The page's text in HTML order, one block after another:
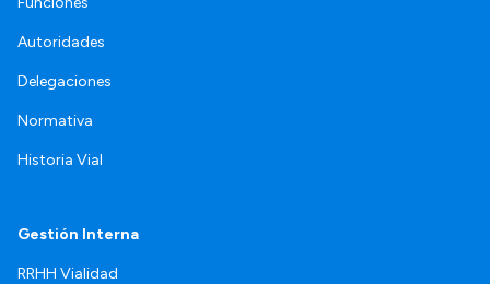
Autoridades
Delegaciones
Normativa
Historia Vial
Gestión Interna
RRHH Vialidad